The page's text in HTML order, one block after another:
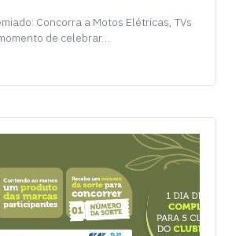
Concorra a Motos Elétricas, TVs
de celebrar…